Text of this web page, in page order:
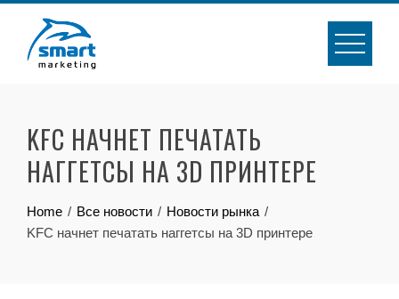
content
KFC НАЧНЕТ ПЕЧАТАТЬ
НАГГЕТСЫ НА 3D ПРИНТЕРЕ
Home Все новости
Новости рынка
KFC начнет печатать наггетсы на 3D принтере